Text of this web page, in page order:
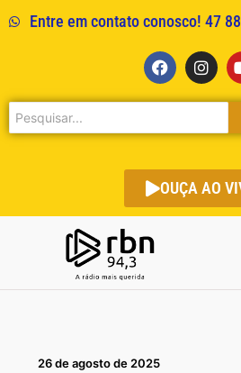
Entre em contato conosco! 47
OUÇA AO
26 de agosto de 2025